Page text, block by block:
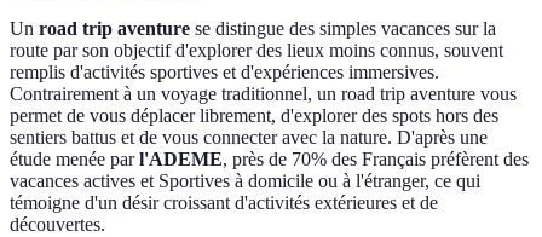
Un road trip aventure se distingue des simples vacances sur la
route par son objectif d'explorer des lieux moins connus, souvent
remplis d'activités sportives et d'expériences immersives.
Contrairement à un voyage traditionnel, un road trip aventure vous
permet de vous déplacer librement, d'explorer des spots hors des
sentiers battus et de vous connecter avec la nature. D'après une
étude menée parl'ADEME, près de 70% des Français préfèrent des
vacances actives et Sportives à domicile ou à l'étranger, ce qui
témoigne d'un désir croissant d'activités extérieures et de
découvertes.